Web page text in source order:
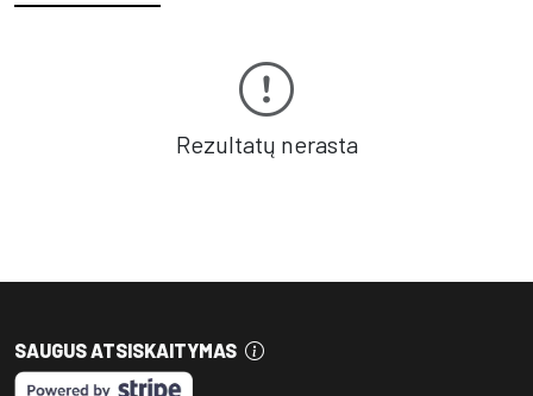
Rezultatų nerasta
SAUGUS ATSISKAITYMAS